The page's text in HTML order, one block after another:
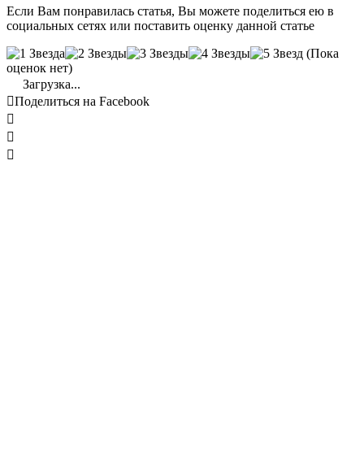
Если Вам понравилась статья, Вы можете поделиться ею в
социальных сетях или поставить оценку данной статье
(Пока
оценок нет)
Загрузка...
Поделиться на Facebook


